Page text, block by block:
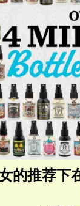
的推荐下